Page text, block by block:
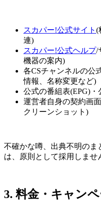
スカパー!公式サイト (
連)
スカパー!公式ヘルプ/
機器の案内)
各CSチャンネルの公
情報、名称変更など)
公式の番組表(EPG)
運営者自身の契約画
クリーンショット)
不確かな噂、出典不明のま
は、原則として採用しませ
3. 料金・キャン